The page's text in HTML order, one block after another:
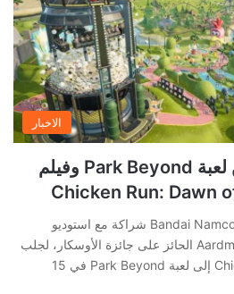
الاخبار
تعاون جديد بين لعبة Park Beyond وفيلم
Chicken Run: Dawn
أبرم الناشر Bandai Namco Europe شراكة مع استوديو
الرسوم المتحركة Aardman الحائز على جائزة الأوسكار، لجلب
عالم أفلام Chicken Run إلى لعبة Park Beyond في 15